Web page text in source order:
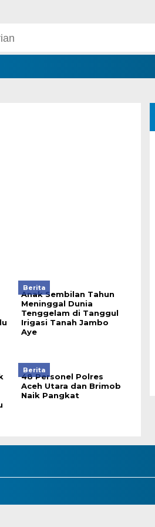
Berita
Anak Sembilan Tahun
Meninggal Dunia
Tenggelam di Tanggul
Irigasi Tanah Jambo
Aye
Berita
48 Personel Polres
Aceh Utara dan Brimob
Naik Pangkat